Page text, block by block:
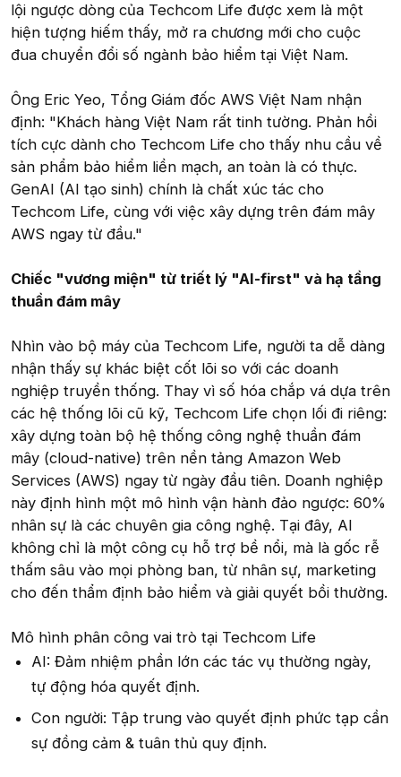
lội ngược dòng của Techcom Life được xem là một
hiện tượng hiếm thấy, mở ra chương mới cho cuộc
đua chuyển đổi số ngành bảo hiểm tại Việt Nam.
Ông Eric Yeo, Tổng Giám đốc AWS Việt Nam nhận
định: "Khách hàng Việt Nam rất tinh tường. Phản hồi
tích cực dành cho Techcom Life cho thấy nhu cầu về
sản phẩm bảo hiểm liền mạch, an toàn là có thực.
GenAI (AI tạo sinh) chính là chất xúc tác cho
Techcom Life, cùng với việc xây dựng trên đám mây
AWS ngay từ đầu."
Chiếc "vương miện" từ triết lý "AI-first" và hạ tầng
thuần đám mây
Nhìn vào bộ máy của Techcom Life, người ta dễ dàng
nhận thấy sự khác biệt cốt lõi so với các doanh
nghiệp truyền thống. Thay vì số hóa chắp vá dựa trên
các hệ thống lõi cũ kỹ, Techcom Life chọn lối đi riêng:
xây dựng toàn bộ hệ thống công nghệ thuần đám
mây (cloud-native) trên nền tảng Amazon Web
Services (AWS) ngay từ ngày đầu tiên. Doanh nghiệp
này định hình một mô hình vận hành đảo ngược: 60%
nhân sự là các chuyên gia công nghệ. Tại đây, AI
không chỉ là một công cụ hỗ trợ bề nổi, mà là gốc rễ
thấm sâu vào mọi phòng ban, từ nhân sự, marketing
cho đến thẩm định bảo hiểm và giải quyết bồi thường.
Mô hình phân công vai trò tại Techcom Life
AI: Đảm nhiệm phần lớn các tác vụ thường ngày,
tự động hóa quyết định.
Con người: Tập trung vào quyết định phức tạp cần
sự đồng cảm & tuân thủ quy định.